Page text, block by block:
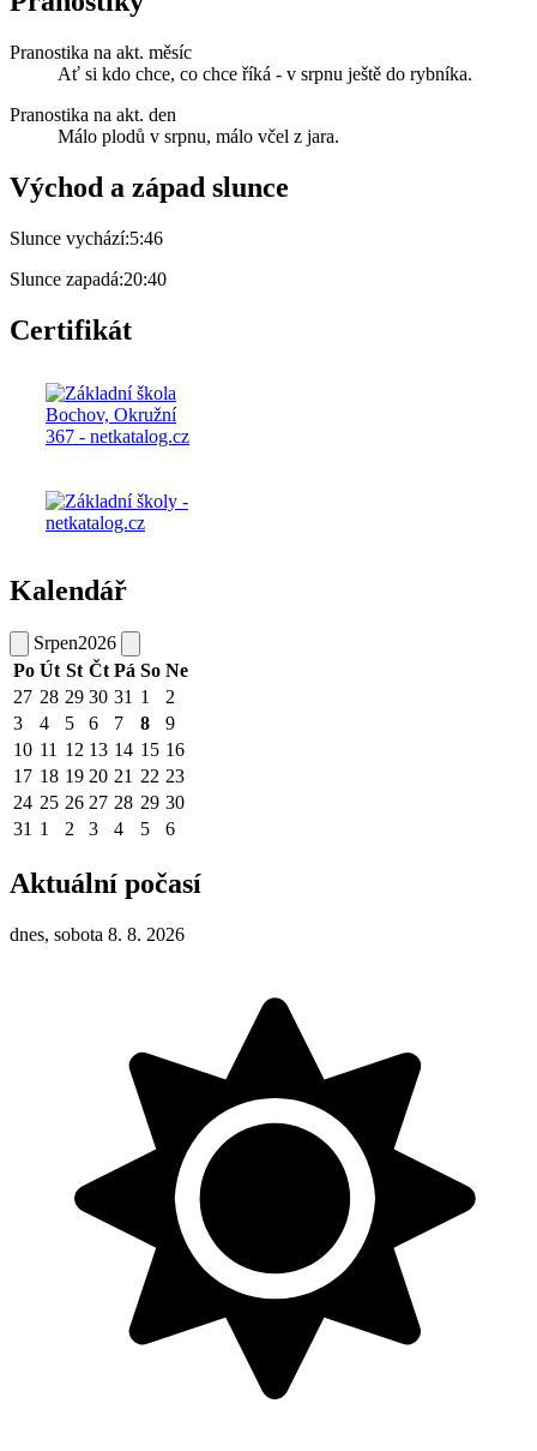
Pranostika na akt. měsíc
Ať si kdo chce, co chce říká - v srpnu ještě do rybníka.
Pranostika na akt. den
Málo plodů v srpnu, málo včel z jara.
Východ a západ slunce
Slunce vychází:5:46
Slunce zapadá:20:40
Certifikát
Kalendář
Srpen2026
Po Út St Čt Pá So Ne
27 28 29 30 31 1
2
3
4 5 6 7 8
9
10 11 12 13 14 15 16
17 18 19 20 21 22 23
24 25 26 27 28 29 30
31 1 2 3 4 5 6
Aktuální počasí
dnes, sobota 8. 8. 2026